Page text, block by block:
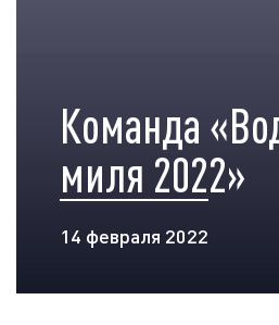
Команда
миля 2022»
14 февраля 2022